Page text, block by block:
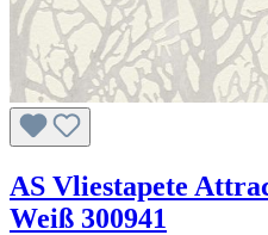
AS Vliestapete
Weiß 300941